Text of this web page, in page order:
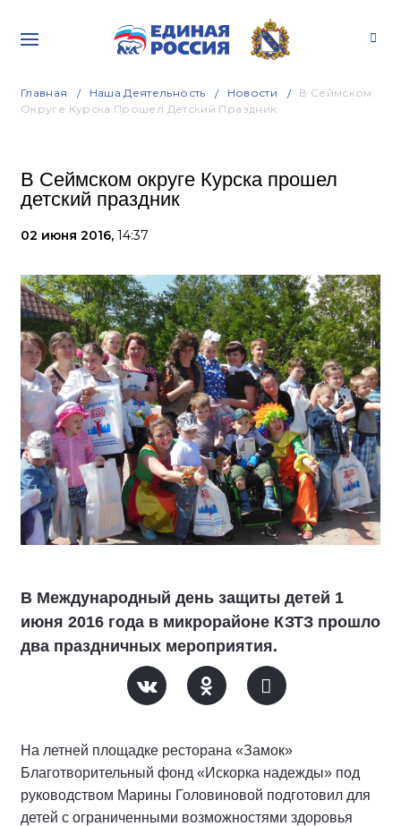
Главная Наша Деятельность Новости
В Сеймском
Округе Курска Прошел Детский Праздник
В Сеймском округе Курска прошел
детский праздник
02 июня 2016, 14:37
В Международный день защиты детей 1
июня 2016 года в микрорайоне КЗТЗ прошло
два праздничных мероприятия.
На летней площадке ресторана «Замок»
Благотворительный фонд «Искорка надежды» под
руководством Марины Головиновой подготовил для
детей с ограниченными возможностями здоровья